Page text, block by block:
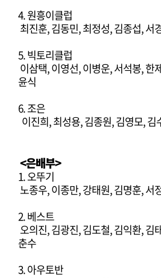
4. 원흥이클럽
최진훈, 김동민, 최정성, 김종섭, 서
5. 빅토리클럽
이삼택, 이영선, 이병운, 서석봉, 한
윤식
6. 조은
이진희, 최성용, 김종원, 김영모, 김
<은배부>
1. 오뚜기
노종우, 이종만, 강태원, 김명훈, 서
2. 베스트
오의진, 김광진, 김도철, 김익환, 김
춘수
3. 아우토반